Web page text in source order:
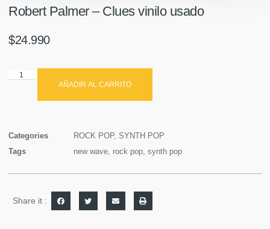
Robert Palmer ‎– Clues vinilo usado
$24.990
AÑADIR AL CARRITO
Categories ROCK POP, SYNTH POP
Tags
new wave, rock pop, synth pop
Share it :